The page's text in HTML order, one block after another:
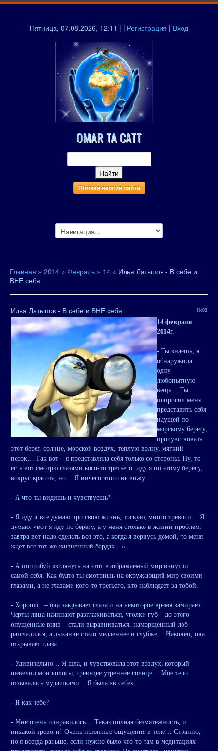
Пятница, 07.08.2026, 12:11 | | Регистрация | Вход
OMAR TA CATT
Полная версия сайта
Главная » 2014 » Февраль » 14 » Илья Латыпов - В себе и
ВНЕ себя
16:03
Илья Латыпов - В себе и ВНЕ себя
14 февраля
2014г.
- Ты знаешь, я
обнаружила
одну
любопытную
вещь… Ты
попросил меня
представить себя
идущей по
морскому берегу,
прочувствовать
этот берег, солнце, морской воздух, теплую волну, мягкий
песок… Так вот – я представляла себя только со стороны. Ну, то
есть вот смотрю глазами кого-то третьего: иду я по этому берегу,
вокруг красота, но… Я ничего этого не вижу...
- А что ты видишь и чувствуешь?
- Я иду и все думаю про свою жизнь, тоскую, много тревоги… Я
думаю: «вот я иду по берегу, а у меня столько в жизни проблем,
завтра вот надо сделать вот это, а когда я вернусь домой, то меня
ждет все тот же жизненный бардак…».
- А попробуй взглянуть на этот воображаемый мир изнутри
самой себя. Как будто ты смотришь на окружающий мир своими
глазами, а не глазами кого-то третьего, кто наблюдает за тобой.
- Хорошо.. – она закрывает глаза и на некоторое время замирает.
Черты лица начинают разглаживаться, уголки губ – до этого
опущенные вниз – стали выравниваться, наморщенный лоб
разгладился, а дыхание стало медленнее и глубже… Наконец, она
открывает глаза.
- Удивительно… Я шла, и чувствовала этот воздух, который
шевелил мои волосы, греющее утреннее солнце… Мое тело
отзывалось мурашками... Я была «в себе»…
- И как тебе?
- Мне очень понравилось… Такая полная безмятежность, и
никакой тревоги! Очень приятные ощущения в теле… Странно,
но я всегда раньше, если нужно было что-то там в медитациях